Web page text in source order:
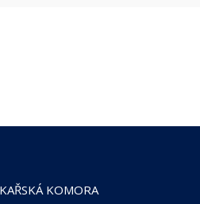
KOMORA